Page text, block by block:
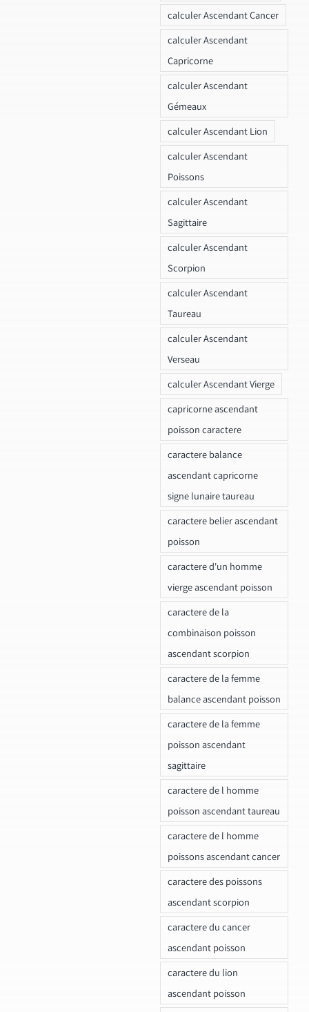
calculer Ascendant Cancer
calculer Ascendant
Capricorne
calculer Ascendant
Gémeaux
calculer Ascendant Lion
calculer Ascendant
Poissons
calculer Ascendant
Sagittaire
calculer Ascendant
Scorpion
calculer Ascendant
Taureau
calculer Ascendant
Verseau
calculer Ascendant Vierge
capricorne ascendant
poisson caractere
caractere balance
ascendant capricorne
signe lunaire taureau
caractere belier ascendant
poisson
caractere d'un homme
vierge ascendant poisson
caractere de la
combinaison poisson
ascendant scorpion
caractere de la femme
balance ascendant poisson
caractere de la femme
poisson ascendant
sagittaire
caractere de l homme
poisson ascendant taureau
caractere de l homme
poissons ascendant cancer
caractere des poissons
ascendant scorpion
caractere du cancer
ascendant poisson
caractere du lion
ascendant poisson